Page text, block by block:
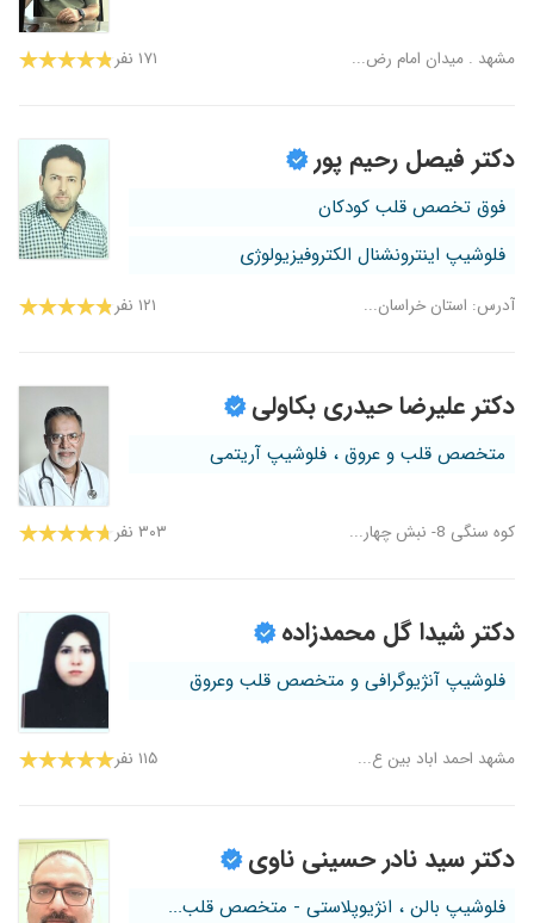
مشهد . میدان امام رض... ۱۷۱ نفر
دکتر فیصل رحیم پور
فوق تخصص قلب کودکان
فلوشیپ اینترونشنال الکتروفیزیولوژی
آدرس: استان خراسان... ۱۲۱ نفر
دکتر علیرضا حیدری بکاولی
متخصص قلب و عروق ، فلوشیپ آریتمی
کوه سنگی 8- نبش چهار... ۳۰۳ نفر
دکتر شیدا گل محمدزاده
فلوشیپ آنژیوگرافی و متخصص قلب وعروق
مشهد احمد اباد بین ع... ۱۱۵ نفر
دکتر سید نادر حسینی ناوی
فلوشیپ بالن ، انژیوپلاستی - متخصص قلب...